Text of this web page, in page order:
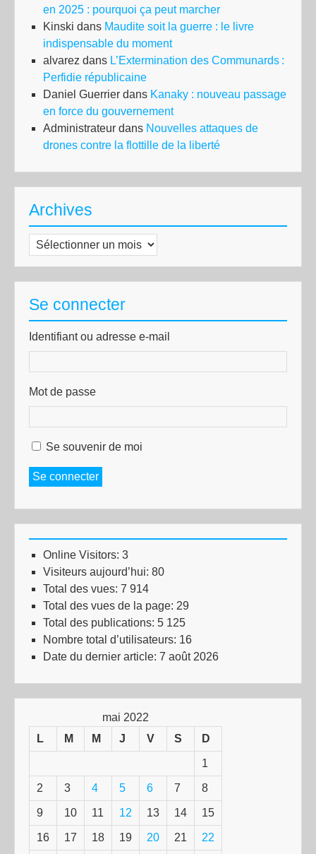
en 2025 : pourquoi ça peut marcher
Kinski dans Maudite soit la guerre : le livre
indispensable du moment
alvarez dans L’Extermination des Communards :
Perfidie républicaine
Daniel Guerrier dans Kanaky : nouveau passage
en force du gouvernement
Administrateur dans Nouvelles attaques de
drones contre la flottille de la liberté
Archives
Archives
Se connecter
Identifiant ou adresse e-mail
Mot de passe
Se souvenir de moi
Se connecter
Online Visitors: 3
Visiteurs aujourd’hui: 80
Total des vues: 7 914
Total des vues de la page: 29
Total des publications: 5 125
Nombre total d’utilisateurs: 16
Date du dernier article: 7 août 2026
mai 2022
L
M M J V S D
1
2 3 4 5 6 7 8
9 10 11 12 13 14 15
16 17 18 19 20 21 22